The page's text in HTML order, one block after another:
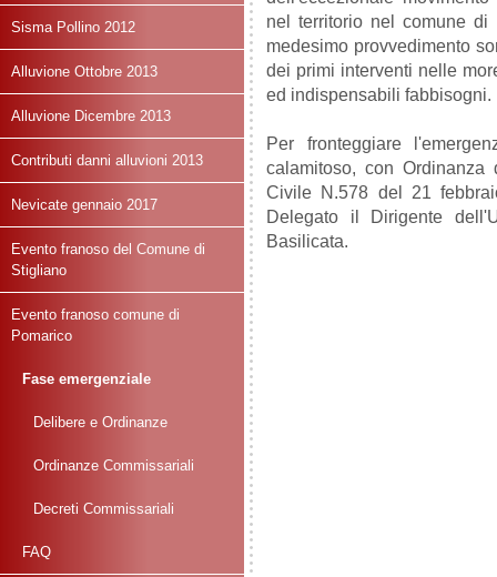
Sisma Pollino 2012
Alluvione Ottobre 2013
Alluvione Dicembre 2013
Contributi danni alluvioni 2013
Nevicate gennaio 2017
Evento franoso del Comune di
Stigliano
Evento franoso comune di
Pomarico
Fase emergenziale
Delibere e Ordinanze
Ordinanze Commissariali
Decreti Commissariali
FAQ
nel territorio nel comune
medesimo provvedimento
dei primi interventi nelle
ed indispensabili fabbisogni.
Per fronteggiare
calamitoso, con Ordinanza
Civile N.578 del 21
Delegato il Dirigente
Basilicata.